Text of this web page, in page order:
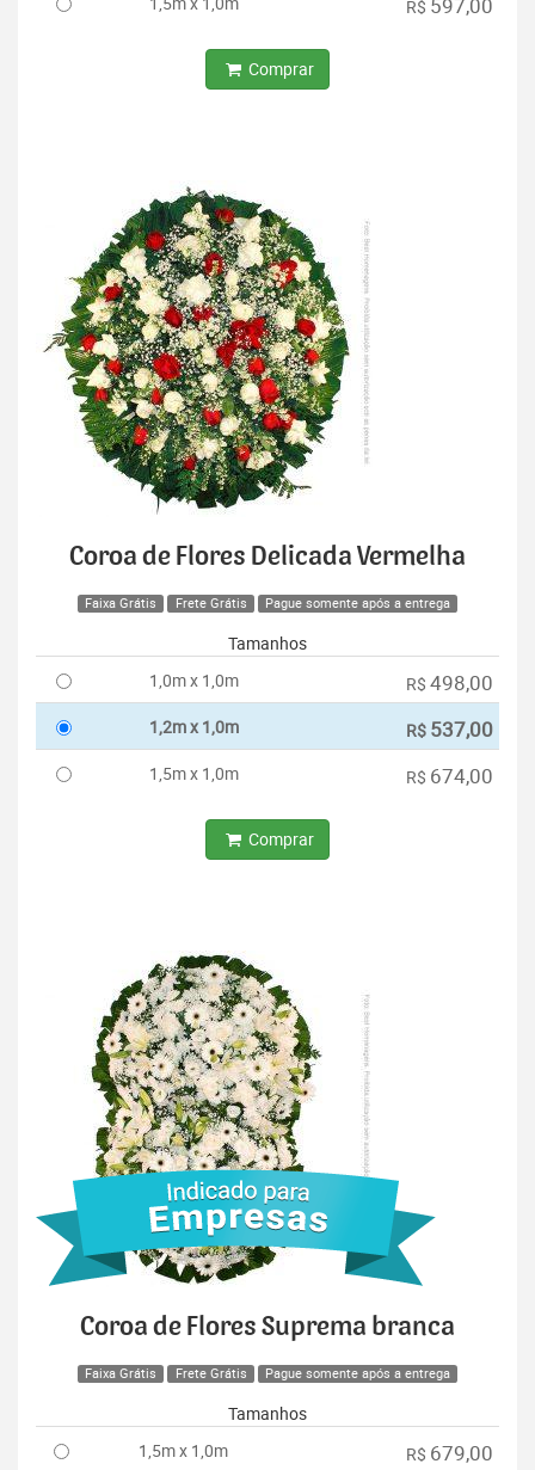
R$ 597,00
Comprar
Coroa de Flores Delicada Vermelha
Faixa Grátis Frete Grátis Pague somente após a entrega
Tamanhos
1,0m x 1,0m
R$ 498,00
1,2m x 1,0m R$ 537,00
1,5m x 1,0m R$ 674,00
Comprar
Coroa de Flores Suprema branca
Faixa Grátis Frete Grátis Pague somente após a entrega
Tamanhos
1,5m x 1,0m
R$ 679,00